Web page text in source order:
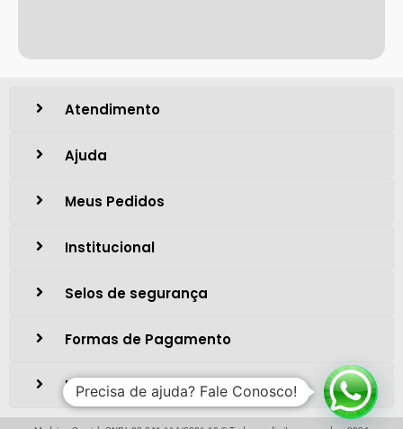
Atendimento
Ajuda
Meus Pedidos
Institucional
Selos de segurança
Formas de Pagamento
Localização
Precisa de ajuda? Fale Conosco!